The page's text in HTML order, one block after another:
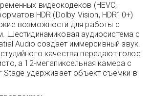
видеокодеков (HEVC,
HDR (Dolby Vision, HDR10+)
возможности для работы с
Шестидинамиковая аудиосистема с
Audio создаёт иммерсивный звук.
качества передают голос
а 12-мегапиксельная камера с
Stage удерживает объект съёмки в